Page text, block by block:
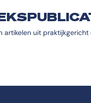
artikelen uit praktijkgericht